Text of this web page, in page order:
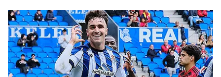
Herri-kirolak
Eskubaloia
Kirolak 360